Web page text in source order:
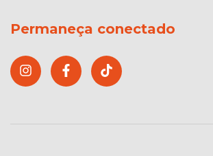
Permaneça conectado